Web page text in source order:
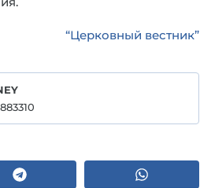
“Церковный вестник”